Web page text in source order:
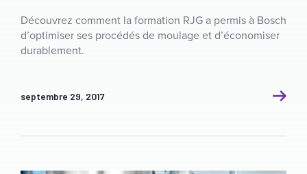
Découvrez comment la formation RJG a permis à Bosch
d’optimiser ses procédés de moulage et d’économiser
durablement.
septembre 29, 2017